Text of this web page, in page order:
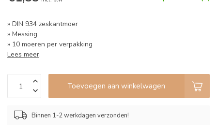
» DIN 934 zeskantmoer
» Messing
» 10 moeren per verpakking
Lees meer.
Toevoegen aan winkelwagen
Binnen 1-2 werkdagen verzonden!